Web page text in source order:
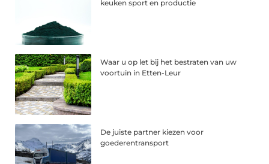
keuken sport en productie
Waar u op let bij het bestraten van uw
voortuin in Etten-Leur
De juiste partner kiezen voor
goederentransport